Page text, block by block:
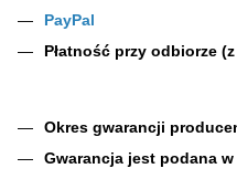
PayPal
Płatność przy odbiorze
Okres gwarancji
Gwarancja jest podana